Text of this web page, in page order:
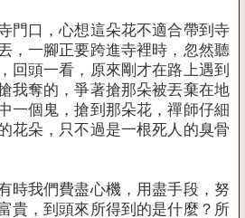
口，心想這朵花不適合帶到寺
，一腳正要跨進寺裡時，忽然聽
回頭一看，原來剛才在路上遇到
我奪的，爭著搶那朵被丟棄在地
一個鬼，搶到那朵花，禪師仔細
花朵，只不過是一根死人的臭骨
我們費盡心機，用盡手段，努
貴，到頭來所得到的是什麼？所